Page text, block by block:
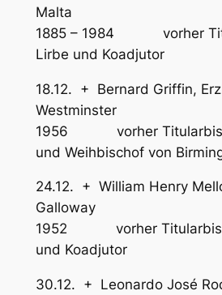
1885 – 1984 vorher
Lirbe und Koadjutor
18.12. + Bernard Griffin,
Westminster
1956 vorher
und Weihbischof von
24.12. + William Henry
Galloway
1952 vorher
und Koadjutor
30.12. + Leonardo José